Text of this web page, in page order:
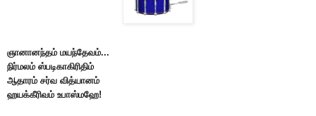
ஞானானந்தம் மயந்தேவம்...
நிர்மலம் ஸ்படிகாகிரிதிம்
ஆதாரம் சர்வ வித்யானம்
ஹயக்கீரிவம் உபாஸ்மஹே!